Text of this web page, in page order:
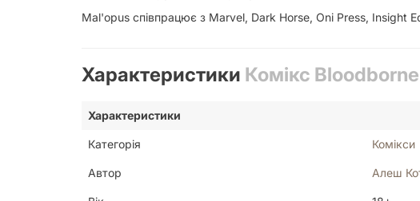
Mal'opus співпрацює з Marvel, Dark Horse, Oni Press, Insight
Характеристики Комікс
Характеристики
Категорія Комікси
Автор Алеш